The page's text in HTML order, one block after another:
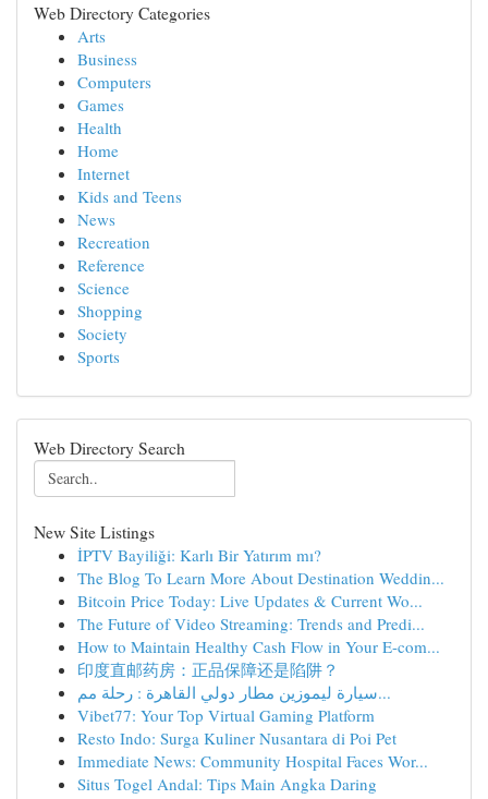
Web Directory Categories
Arts
Business
Computers
Games
Health
Home
Internet
Kids and Teens
News
Recreation
Reference
Science
Shopping
Society
Sports
Web Directory Search
New Site Listings
İPTV Bayiliği: Karlı Bir Yatırım mı?
The Blog To Learn More About Destination Weddin...
Bitcoin Price Today: Live Updates & Current Wo...
The Future of Video Streaming: Trends and Predi...
How to Maintain Healthy Cash Flow in Your E-com...
印度直邮药房：正品保障还是陷阱？
سيارة ليموزين مطار دولي القاهرة : رحلة مم...
Vibet77: Your Top Virtual Gaming Platform
Resto Indo: Surga Kuliner Nusantara di Poi Pet
Immediate News: Community Hospital Faces Wor...
Situs Togel Andal: Tips Main Angka Daring